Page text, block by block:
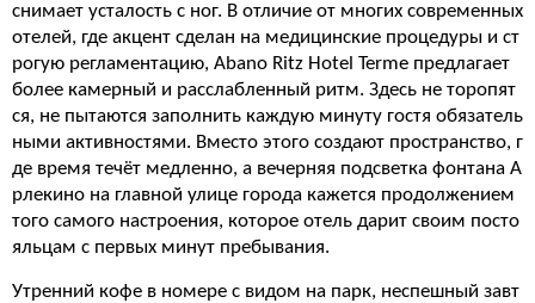
снимает усталость с ног. В отличие от многих современных
отелей, где акцент сделан на медицинские процедуры и ст
рогую регламентацию, Abano Ritz Hotel Terme предлагает
более камерный и расслабленный ритм. Здесь не торопят
ся, не пытаются заполнить каждую минуту гостя обязатель
ными активностями. Вместо этого создают пространство, г
де время течёт медленно, а вечерняя подсветка фонтана А
рлекино на главной улице города кажется продолжением
того самого настроения, которое отель дарит своим посто
яльцам с первых минут пребывания.
Утренний кофе в номере с видом на парк, неспешный завт